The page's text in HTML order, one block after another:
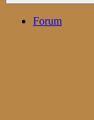
Forum